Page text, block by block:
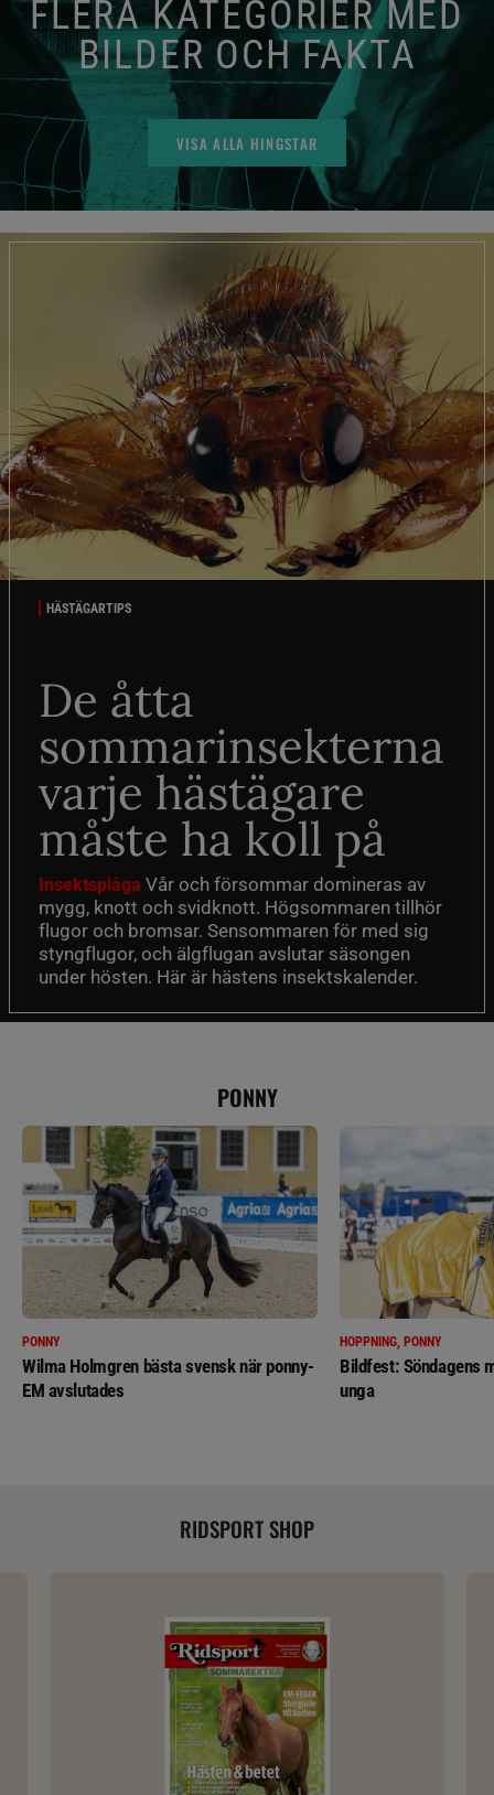
FLERA KATEGORIER MED
BILDER OCH FAKTA
VISA ALLA HINGSTAR
HÄSTÄGARTIPS
De åtta
sommarinsekterna
varje hästägare
måste ha koll på
Insektsplåga Vår och försommar domineras av
mygg, knott och svidknott. Högsommaren tillhör
flugor och bromsar. Sensommaren för med sig
styngflugor, och älgflugan avslutar säsongen
under hösten. Här är hästens insektskalender.
PONNY
PONNY
Wilma Holmgren bästa svensk när ponny-
EM avslutades
HOPPNING, PONNY
Bildfest: Söndagens
unga
RIDSPORT SHOP